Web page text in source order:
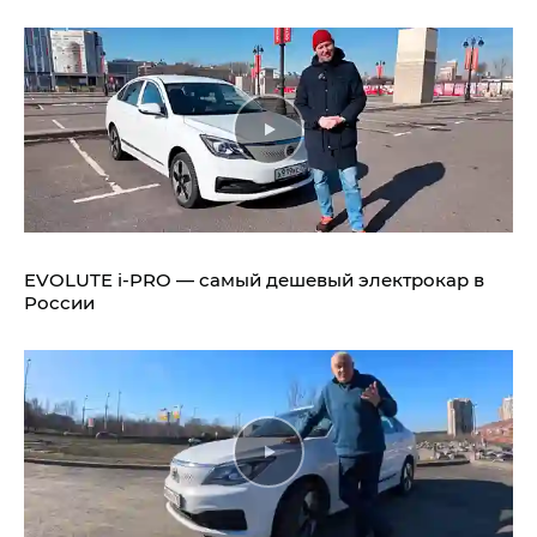
EVOLUTE i‑PRO — самый дешевый электрокар в
России